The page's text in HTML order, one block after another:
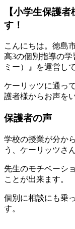
【小学生保護
す！
こんにちは。徳島
高3の個別指導の学
ミー）』を運営し
ケーリッツに通っ
護者様からお声を
保護者の声
学校の授業が分か
う、ケーリッツさ
先生のモチベーシ
ことが出来ます。
個別に相談にも乗
す。